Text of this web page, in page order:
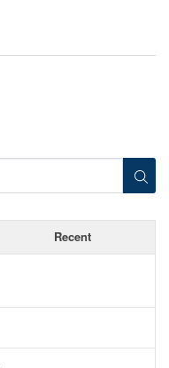
Recent